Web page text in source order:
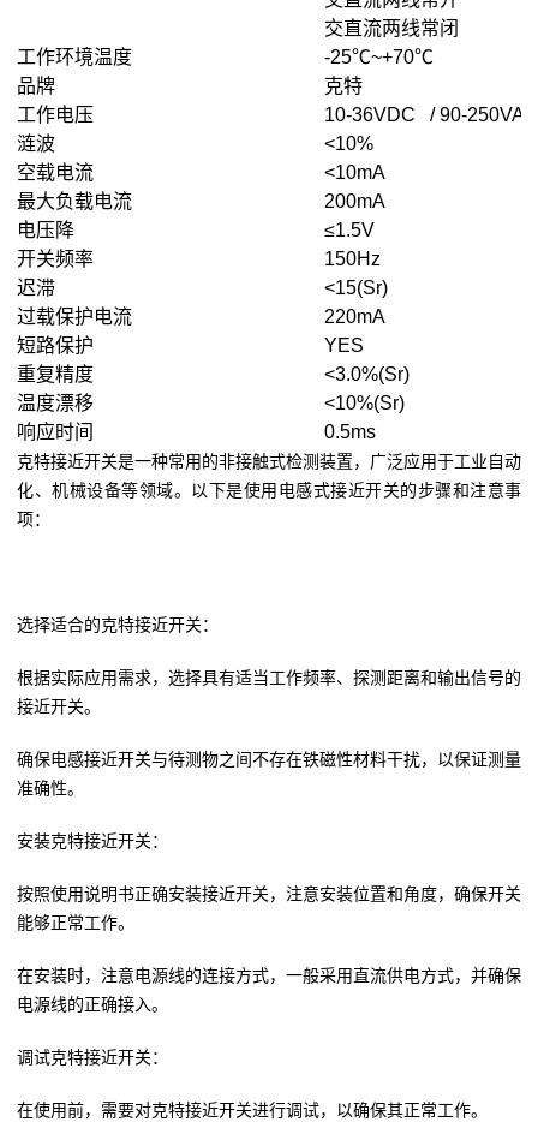
交直流两线常闭
工作环境温度
-25℃~+70℃
品牌
克特
工作电压
10-36VDC / 90-
涟波
<10%
空载电流
<10mA
最大负载电流
200mA
电压降
≤1.5V
开关频率
150Hz
迟滞
<15(Sr)
过载保护电流
220mA
短路保护
YES
重复精度
<3.0%(Sr)
温度漂移
<10%(Sr)
响应时间
0.5ms
克特接近开关是一种常用的非接触式检测装置，广泛应用于工业自动
化、机械设备等领域。以下是使用电感式接近开关的步骤和注意事
项：
选择适合的克特接近开关：
根据实际应用需求，选择具有适当工作频率、探测距离和输出信号的
接近开关。
确保电感接近开关与待测物之间不存在铁磁性材料干扰，以保证测量
准确性。
安装克特接近开关：
按照使用说明书正确安装接近开关，注意安装位置和角度，确保开关
能够正常工作。
在安装时，注意电源线的连接方式，一般采用直流供电方式，并确保
电源线的正确接入。
调试克特接近开关：
在使用前，需要对克特接近开关进行调试，以确保其正常工作。